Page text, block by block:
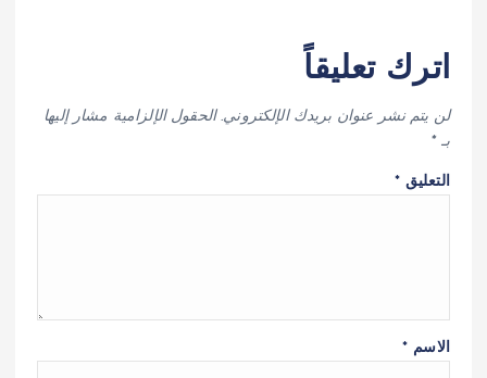
اترك تعليقاً
لن يتم نشر عنوان بريدك الإلكتروني. الحقول الإلزامية مشار إليها
بـ*
التعليق*
الاسم *